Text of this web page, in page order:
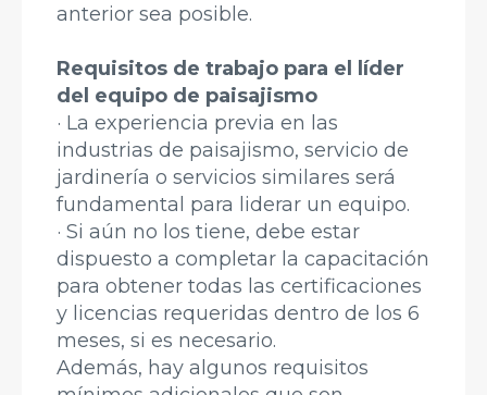
anterior sea posible.
Requisitos de trabajo para el líder
del equipo de paisajismo
· La experiencia previa en las
industrias de paisajismo, servicio de
jardinería o servicios similares será
fundamental para liderar un equipo.
· Si aún no los tiene, debe estar
dispuesto a completar la capacitación
para obtener todas las certificaciones
y licencias requeridas dentro de los 6
meses, si es necesario.
Además, hay algunos requisitos